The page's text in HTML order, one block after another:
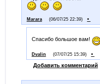
Marara (06/07/25 22:39) •
Спасибо большое вам!
Dvalin (07/07/25 15:39)
•
Добавить комментарий